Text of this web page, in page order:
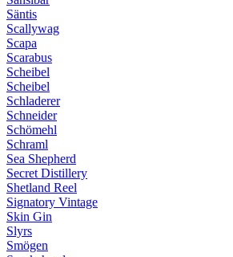
Säntis
Scallywag
Scapa
Scarabus
Scheibel
Scheibel
Schladerer
Schneider
Schömehl
Schraml
Sea Shepherd
Secret Distillery
Shetland Reel
Signatory Vintage
Skin Gin
Slyrs
Smögen